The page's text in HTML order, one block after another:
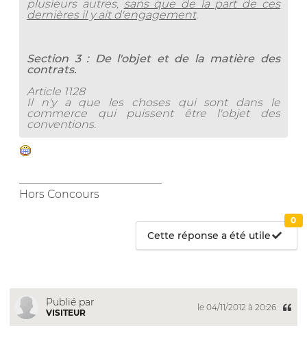
plusieurs autres, sans que de la part de ces
dernières il y ait d'engagement.
Section 3 : De l'objet et de la matière des
contrats.
Article 1128
Il n'y a que les choses qui sont dans le
commerce qui puissent être l'objet des
conventions.
Hors Concours
Cette réponse a été utile
0
Publié par
VISITEUR
le 04/11/2012 à 20:26